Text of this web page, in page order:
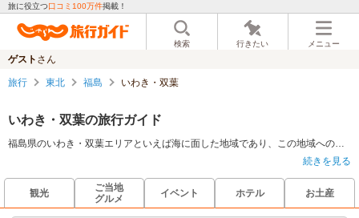
旅に役立つ口コミ100万件掲載！
検索 行きたい メニュー
ゲスト さん
旅行 東北 福島 いわき・双葉
いわき・双葉の旅行ガイド
福島県のいわき・双葉エリアといえば海に面した地域であり、この地域への旅行では何と言っても、海を感じることができる景観や食事が外せない。景観という部分では、この地域にはいくつか展望台が存在するが、高くから辺りの海を一望できるため旅行客でにぎわっている。食事に関して、この付近では数時間前にとれたものなど、新鮮な海の幸を味わうことのできるお店が多く存在する。様々な角度から、海を満喫できるスポットなのである。
続きを見る
観光
ご当地
グルメ
イベント ホテル お土産